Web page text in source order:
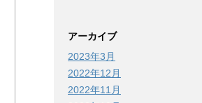
アーカイブ
2023年3月
2022年12月
2022年11月